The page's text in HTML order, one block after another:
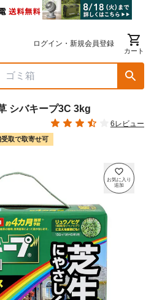
ログイン・新規会員登録
カート
シバキープ3C 3kg
6レビュー
受取で取寄せ可